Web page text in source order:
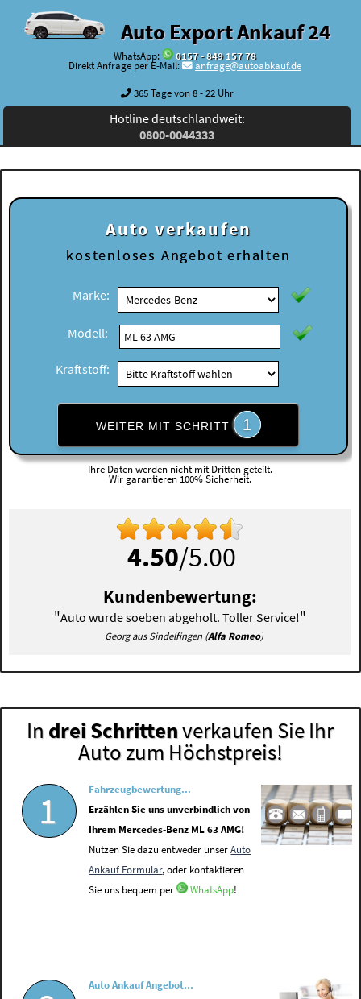
Auto Export Ankauf 24
WhatsApp:
0157 - 849 157 78
Direkt Anfrage per E-Mail:
anfrage@autoabkauf.de
365 Tage von 8 - 22 Uhr
Hotline deutschlandweit:
0800-0044333
Auto verkaufen
kostenloses Angebot erhalten
Marke:
Modell:
Kraftstoff:
WEITER MIT SCHRITT 1
Ihre Daten werden nicht mit Dritten geteilt.
Wir garantieren 100% Sicherheit.
4.50/5.00
Kundenbewertung:
"Auto wurde soeben abgeholt. Toller Service!"
Georg aus Sindelfingen (Alfa Romeo)
In drei Schrittenverkaufen Sie Ihr
Auto zum Höchstpreis!
1
Fahrzeugbewertung...
Erzählen Sie uns unverbindlich von
Ihrem Mercedes-Benz ML 63 AMG!
Nutzen Sie dazu entweder unserAuto
Ankauf Formular, oder kontaktieren
Sie uns bequem per
WhatsApp!
Auto Ankauf Angebot...